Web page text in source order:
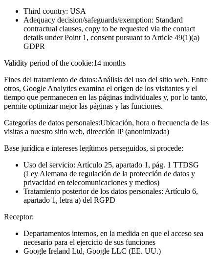
Third country: USA
Adequacy decision/safeguards/exemption: Standard
contractual clauses, copy to be requested via the contact
details under Point 1, consent pursuant to Article 49(1)(a)
GDPR
Validity period of the cookie:14 months
Fines del tratamiento de datos:Análisis del uso del sitio web. Entre
otros, Google Analytics examina el origen de los visitantes y el
tiempo que permanecen en las páginas individuales y, por lo tanto,
permite optimizar mejor las páginas y las funciones.
Categorías de datos personales:Ubicación, hora o frecuencia de las
visitas a nuestro sitio web, dirección IP (anonimizada)
Base jurídica e intereses legítimos perseguidos, si procede:
Uso del servicio: Artículo 25, apartado 1, pág. 1 TTDSG
(Ley Alemana de regulación de la protección de datos y
privacidad en telecomunicaciones y medios)
Tratamiento posterior de los datos personales: Artículo 6,
apartado 1, letra a) del RGPD
Receptor:
Departamentos internos, en la medida en que el acceso sea
necesario para el ejercicio de sus funciones
Google Ireland Ltd, Google LLC (EE. UU.)